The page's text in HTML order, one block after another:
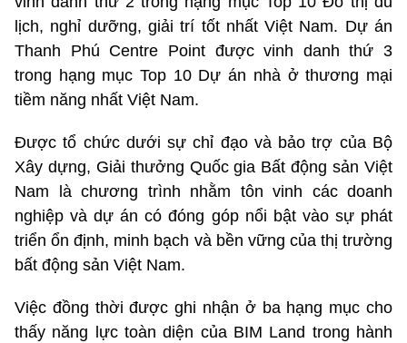
lịch, nghỉ dưỡng, giải trí tốt nhất Việt Nam. Dự án
Thanh Phú Centre Point được vinh danh thứ 3
trong hạng mục Top 10 Dự án nhà ở thương mại
tiềm năng nhất Việt Nam.
Được tổ chức dưới sự chỉ đạo và bảo trợ của Bộ
Xây dựng, Giải thưởng Quốc gia Bất động sản Việt
Nam là chương trình nhằm tôn vinh các doanh
nghiệp và dự án có đóng góp nổi bật vào sự phát
triển ổn định, minh bạch và bền vững của thị trường
bất động sản Việt Nam.
Việc đồng thời được ghi nhận ở ba hạng mục cho
thấy năng lực toàn diện của BIM Land trong hành